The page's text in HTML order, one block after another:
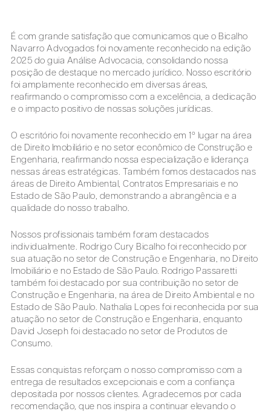
É com grande satisfação que comunicamos que o Bicalho
Navarro Advogados foi novamente reconhecido na edição
2025 do guia Análise Advocacia, consolidando nossa
posição de destaque no mercado jurídico. Nosso escritório
foi amplamente reconhecido em diversas áreas,
reafirmando o compromisso com a excelência, a dedicação
e o impacto positivo de nossas soluções jurídicas.
O escritório foi novamente reconhecido em 1º lugar na área
de Direito Imobiliário e no setor econômico de Construção e
Engenharia, reafirmando nossa especialização e liderança
nessas áreas estratégicas. Também fomos destacados nas
áreas de Direito Ambiental, Contratos Empresariais e no
Estado de São Paulo, demonstrando a abrangência e a
qualidade do nosso trabalho.
Nossos profissionais também foram destacados
individualmente. Rodrigo Cury Bicalho foi reconhecido por
sua atuação no setor de Construção e Engenharia, no Direito
Imobiliário e no Estado de São Paulo. Rodrigo Passaretti
também foi destacado por sua contribuição no setor de
Construção e Engenharia, na área de Direito Ambiental e no
Estado de São Paulo. Nathalia Lopes foi reconhecida por sua
atuação no setor de Construção e Engenharia, enquanto
David Joseph foi destacado no setor de Produtos de
Consumo.
Essas conquistas reforçam o nosso compromisso com a
entrega de resultados excepcionais e com a confiança
depositada por nossos clientes. Agradecemos por cada
recomendação, que nos inspira a continuar elevando o